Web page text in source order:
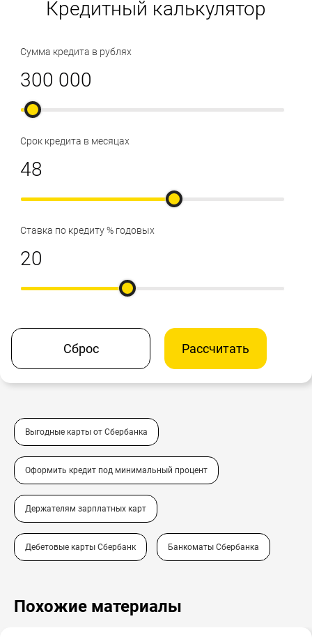
Кредитный калькулятор
Сумма кредита в рублях
Срок кредита в месяцах
Ставка по кредиту % годовых
Сброс Рассчитать
Выгодные карты от Сбербанка
Оформить кредит под минимальный процент
Держателям зарплатных карт
Дебетовые карты Сбербанк Банкоматы Сбербанка
Похожие материалы